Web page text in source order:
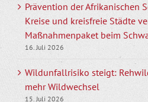
Prävention der Afrikanischen
Kreise und kreisfreie Städte
Maßnahmenpaket beim
16. Juli 2026
Wildunfallrisiko steigt:
mehr Wildwechsel
15. Juli 2026